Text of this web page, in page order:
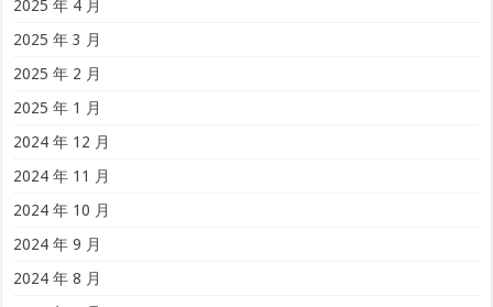
2025 年 4 月
2025 年 3 月
2025 年 2 月
2025 年 1 月
2024 年 12 月
2024 年 11 月
2024 年 10 月
2024 年 9 月
2024 年 8 月